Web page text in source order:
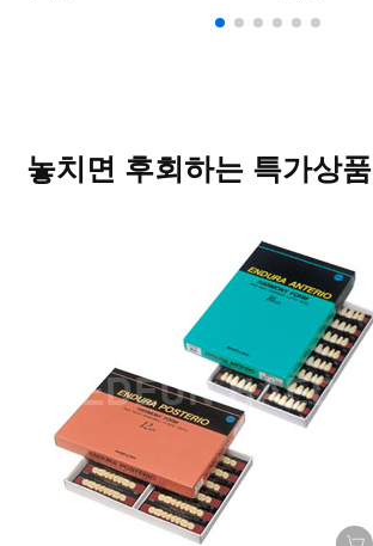
놓치면 후회하는 특가상품